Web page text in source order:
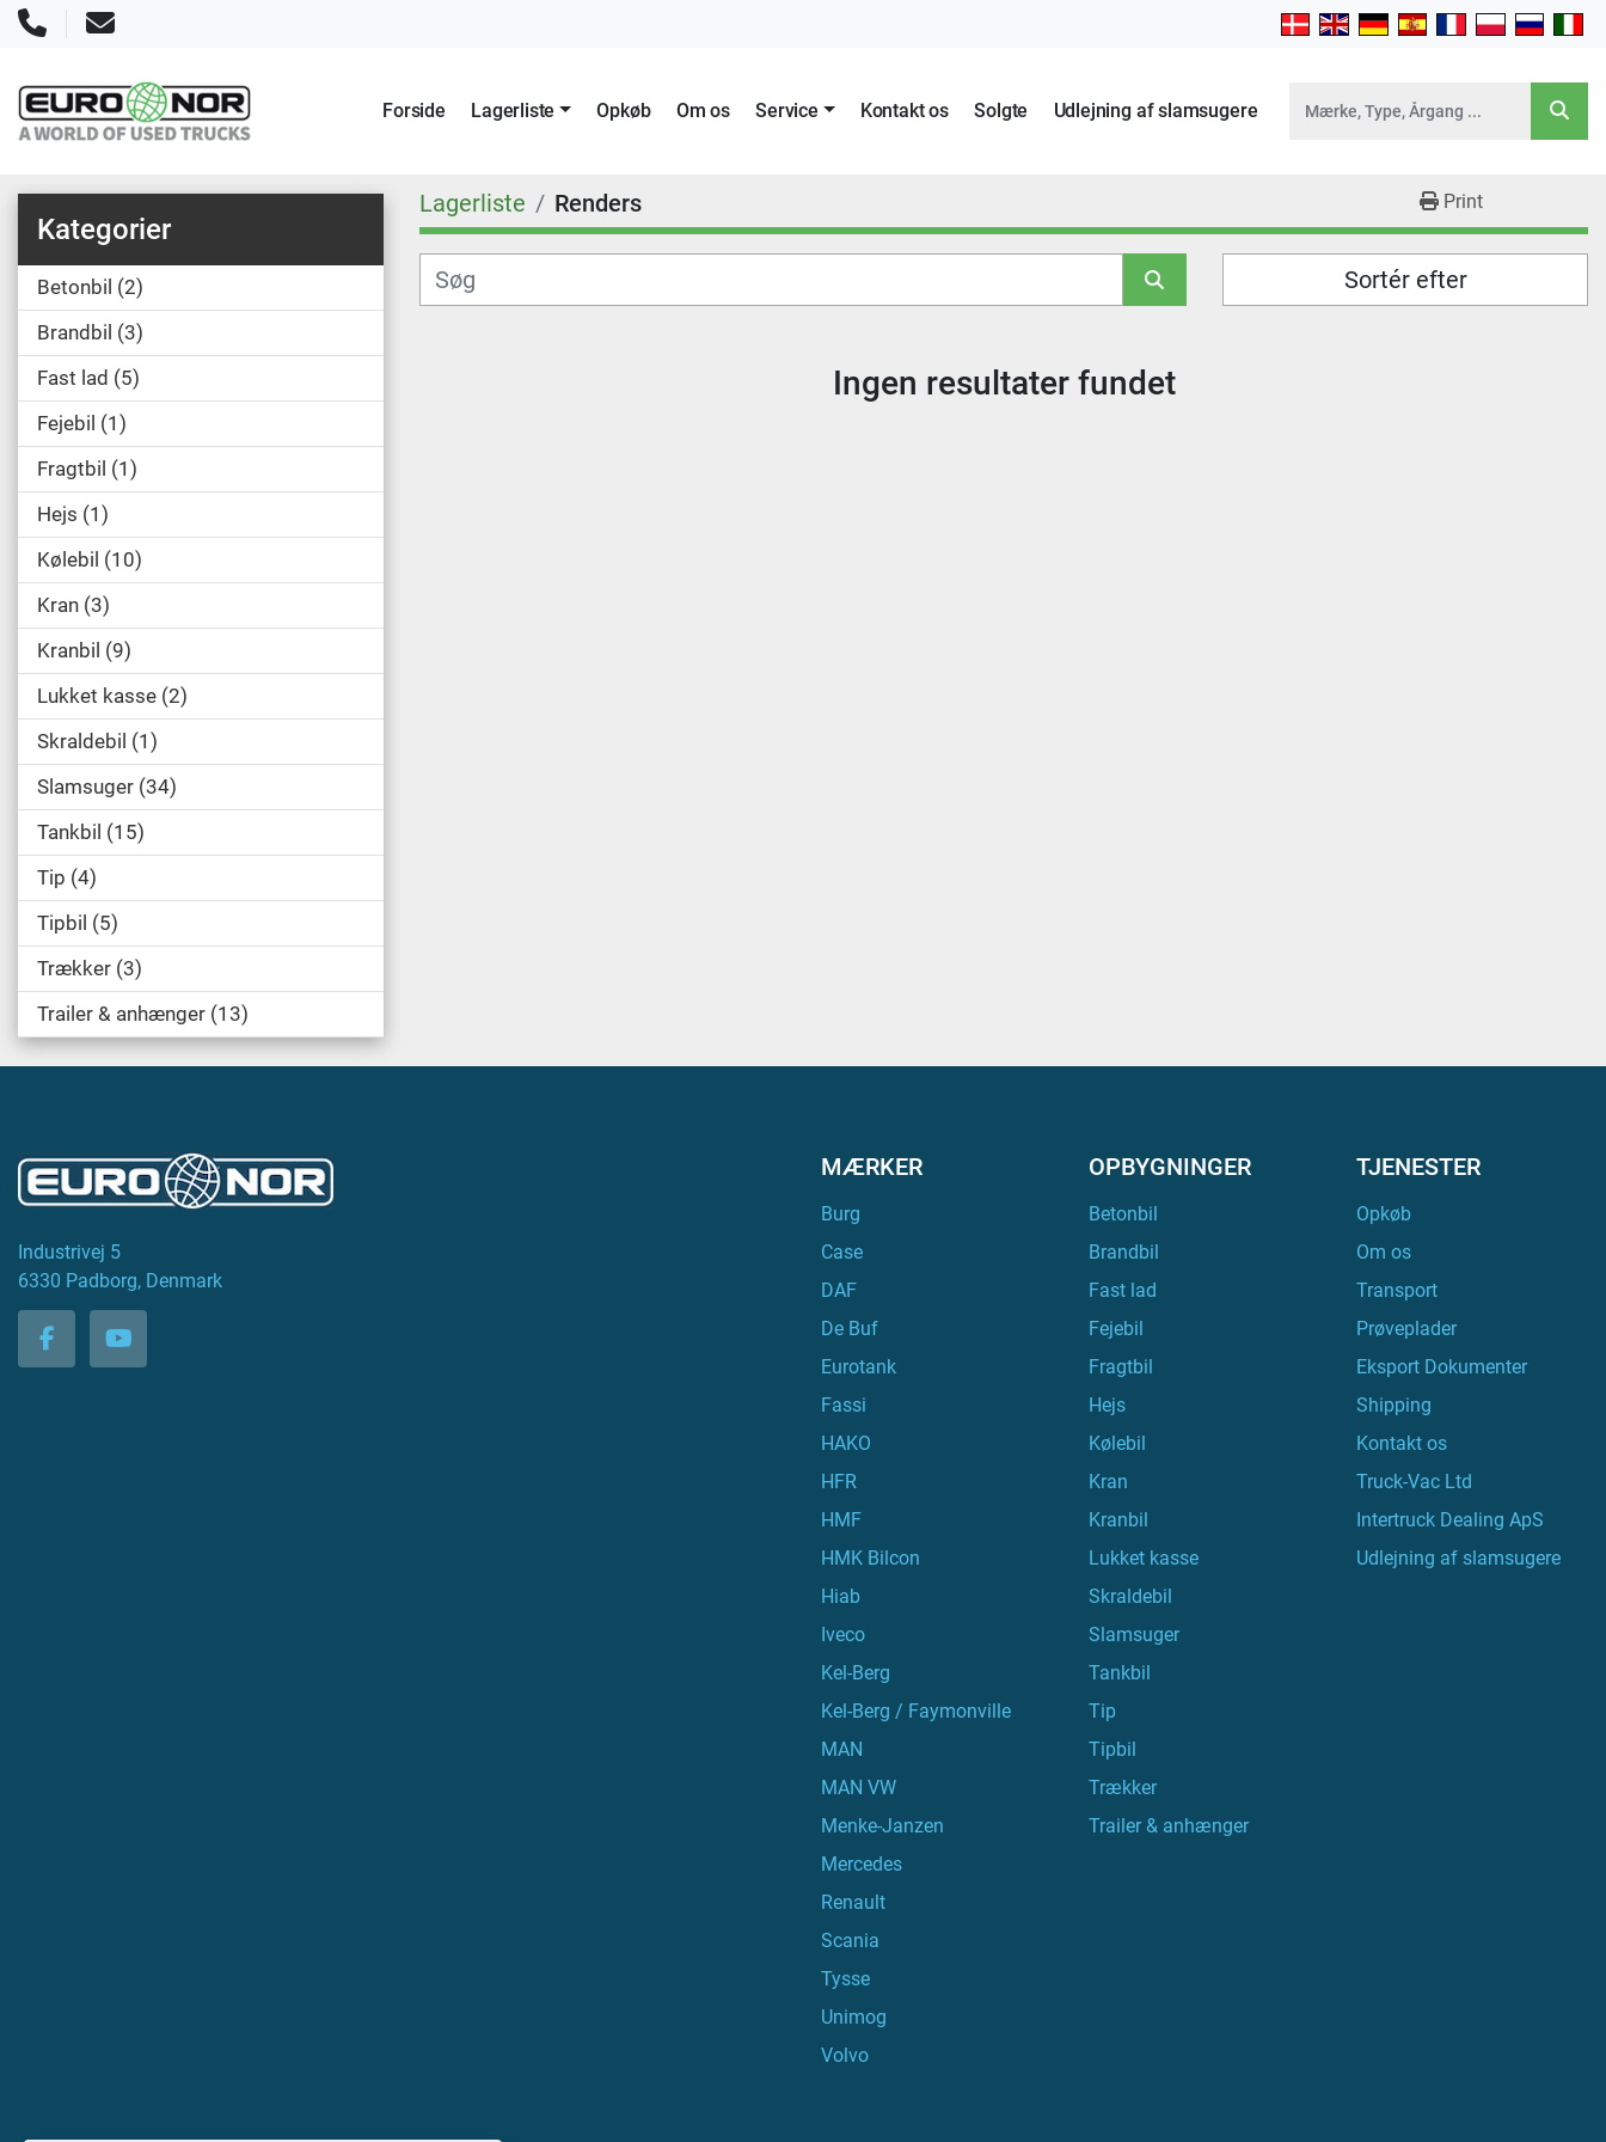
TelefonE-mail
Forside Lagerliste Solgte
Opkøb Om os Service Kontakt os Udlejning af slamsugere
Kategorier
Betonbil
2
Brandbil
3
Fast lad
5
Fejebil
1
Fragtbil
1
Hejs 1
Kølebil
10
Kran 3
Kranbil
9
Lukket kasse 2
Skraldebil
1
Slamsuger 34
Tankbil
15
Tip 4
Tipbil
5
Trækker 3
Trailer & anhænger 13
Lagerliste Renders Print
Sortér efter
Ingen resultater fundet
Industrivej 5
6330 Padborg, Denmark
facebookyoutube
MÆRKER
Burg
Case
DAF
De Buf
Eurotank
Fassi
HAKO
HFR
HMF
HMK Bilcon
Hiab
Iveco
Kel-Berg
Kel-Berg / Faymonville
MAN
MAN VW
Menke-Janzen
Mercedes
Renault
Scania
Tysse
Unimog
Volvo
OPBYGNINGER
Betonbil
Brandbil
Fast lad
Fejebil
Fragtbil
Hejs
Kølebil
Kran
Kranbil
Lukket kasse
Skraldebil
Slamsuger
Tankbil
Tip
Tipbil
Trækker
Trailer & anhænger
TJENESTER
Opkøb
Om os
Transport
Prøveplader
Eksport Dokumenter
Shipping
Kontakt os
Truck-Vac Ltd
Intertruck Dealing ApS
Udlejning af slamsugere